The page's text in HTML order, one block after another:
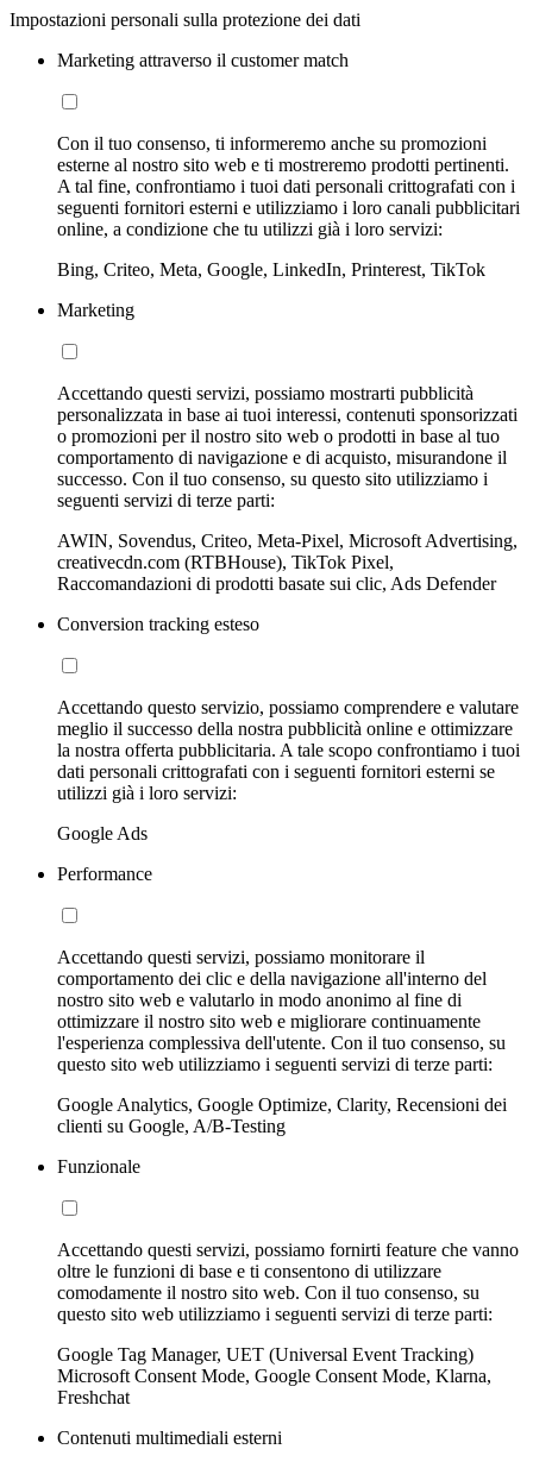
Impostazioni personali sulla protezione dei dati
Marketing attraverso il customer match
Con il tuo consenso, ti informeremo anche su promozioni
esterne al nostro sito web e ti mostreremo prodotti pertinenti.
A tal fine, confrontiamo i tuoi dati personali crittografati con i
seguenti fornitori esterni e utilizziamo i loro canali pubblicitari
online, a condizione che tu utilizzi già i loro servizi:
Bing, Criteo, Meta, Google, LinkedIn, Printerest, TikTok
Marketing
Accettando questi servizi, possiamo mostrarti pubblicità
personalizzata in base ai tuoi interessi, contenuti sponsorizzati
o promozioni per il nostro sito web o prodotti in base al tuo
comportamento di navigazione e di acquisto, misurandone il
successo. Con il tuo consenso, su questo sito utilizziamo i
seguenti servizi di terze parti:
AWIN, Sovendus, Criteo, Meta-Pixel, Microsoft Advertising,
creativecdn.com (RTBHouse), TikTok Pixel,
Raccomandazioni di prodotti basate sui clic, Ads Defender
Conversion tracking esteso
Accettando questo servizio, possiamo comprendere e valutare
meglio il successo della nostra pubblicità online e ottimizzare
la nostra offerta pubblicitaria. A tale scopo confrontiamo i tuoi
dati personali crittografati con i seguenti fornitori esterni se
utilizzi già i loro servizi:
Google Ads
Performance
Accettando questi servizi, possiamo monitorare il
comportamento dei clic e della navigazione all'interno del
nostro sito web e valutarlo in modo anonimo al fine di
ottimizzare il nostro sito web e migliorare continuamente
l'esperienza complessiva dell'utente. Con il tuo consenso, su
questo sito web utilizziamo i seguenti servizi di terze parti:
Google Analytics, Google Optimize, Clarity, Recensioni dei
clienti su Google, A/B-Testing
Funzionale
Accettando questi servizi, possiamo fornirti feature che vanno
oltre le funzioni di base e ti consentono di utilizzare
comodamente il nostro sito web. Con il tuo consenso, su
questo sito web utilizziamo i seguenti servizi di terze parti:
Google Tag Manager, UET (Universal Event Tracking)
Microsoft Consent Mode, Google Consent Mode, Klarna,
Freshchat
Contenuti multimediali esterni